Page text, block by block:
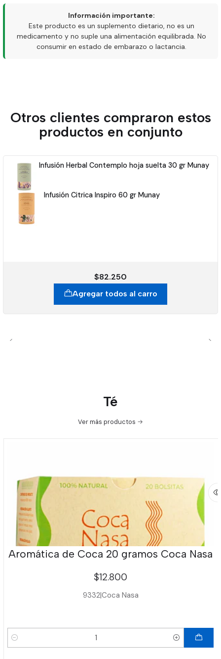
Información importante:
Este producto es un suplemento dietario, no es un
medicamento y no suple una alimentación equilibrada. No
consumir en estado de embarazo o lactancia.
Otros clientes compraron estos
productos en conjunto
Infusión Herbal Contemplo hoja suelta 30 gr Munay
Infusión Citrica Inspiro 60 gr Munay
$82.250
Agregar todos al carro
Té
Ver más productos
Aromática de Coca 20 gramos Coca Nasa
$12.800
9332|Coca Nasa
Cantidad